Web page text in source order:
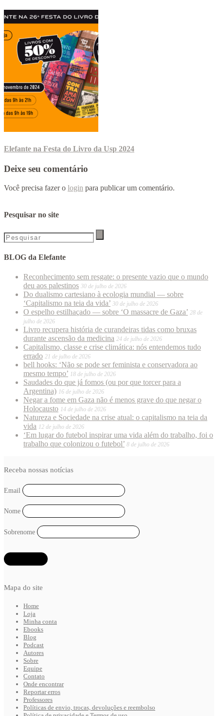
Elefante na Festa do Livro da Usp 2024
Deixe seu comentário
Você precisa fazer o login para publicar um comentário.
Pesquisar no site
BLOG da Elefante
Reconhecimento sem resgate: o presente vazio que o mundo
deu aos palestinos 30 de julho de 2026
Do dualismo cartesiano à ecologia mundial — sobre
‘Capitalismo na teia da vida’ 30 de julho de 2026
O espelho estilhaçado — sobre ‘O massacre de Gaza’ 28 de
julho de 2026
Livro recupera história de curandeiras tidas como bruxas
durante ascensão da medicina 24 de julho de 2026
Capitalismo, classe e crise climática: nós entendemos tudo
errado 21 de julho de 2026
bell hooks: ‘Não se pode ser feminista e conservadora ao
mesmo tempo’ 18 de julho de 2026
Saudades do que já fomos (ou por que torcer para a
Argentina) 16 de julho de 2026
Negar a fome em Gaza não é menos grave do que negar o
Holocausto 14 de julho de 2026
Natureza e Sociedade na crise atual: o capitalismo na teia da
vida 12 de julho de 2026
‘Em lugar do futebol inspirar uma vida além do trabalho, foi o
trabalho que colonizou o futebol’ 8 de julho de 2026
Mapa do site
Home
Loja
Minha conta
Ebooks
Blog
Podcast
Autores
Sobre
Equipe
Contato
Onde encontrar
Reportar erros
Professores
Políticas de envio, trocas, devoluções e reembolso
Receba nossas notícias
Email
Nome
Sobrenome